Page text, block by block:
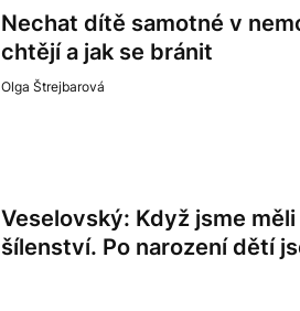
Nechat dítě samotné v
chtějí a jak se bránit
Olga Štrejbarová
Veselovský: Když jsme
šílenství. Po narození dětí